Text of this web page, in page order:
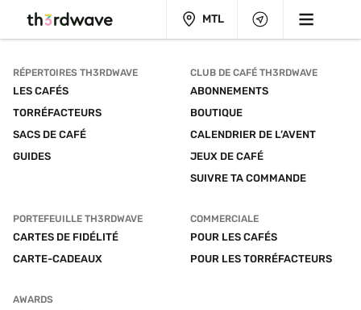
MTL
RÉPERTOIRES TH3RDWAVE
LES CAFÉS
TORRÉFACTEURS
SACS DE CAFÉ
GUIDES
CLUB DE CAFÉ TH3RDWAVE
ABONNEMENTS
BOUTIQUE
CALENDRIER DE L’AVENT
JEUX DE CAFÉ
SUIVRE TA COMMANDE
PORTEFEUILLE TH3RDWAVE
CARTES DE FIDÉLITÉ
CARTE-CADEAUX
COMMERCIALE
POUR LES CAFÉS
POUR LES TORRÉFACTEURS
AWARDS